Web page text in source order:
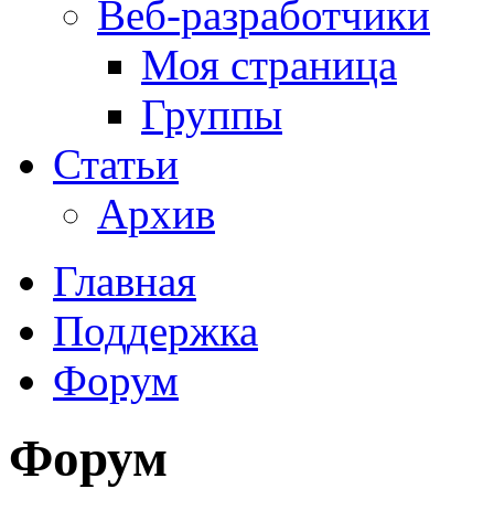
Веб-разработчики
Моя страница
Группы
Статьи
Архив
Главная
Поддержка
Форум
Форум